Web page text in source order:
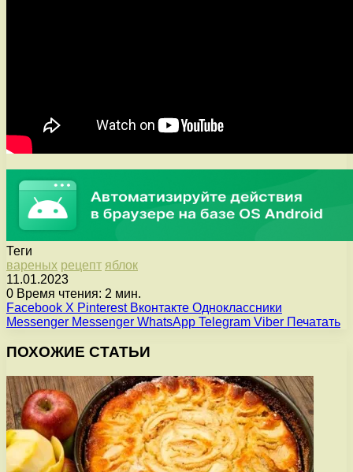
Теги
вареных рецепт яблок
11.01.2023
0 Время чтения: 2 мин.
Facebook X Pinterest Вконтакте Одноклассники
Messenger Messenger WhatsApp Telegram Viber Печатать
ПОХОЖИЕ СТАТЬИ